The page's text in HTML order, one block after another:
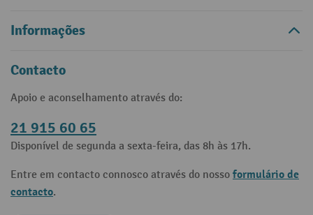
Informações
Contacto
Apoio e aconselhamento através do:
21 915 60 65
Disponível de segunda a sexta-feira, das 8h às 17h.
Entre em contacto connosco através do nosso formulário de
contacto.